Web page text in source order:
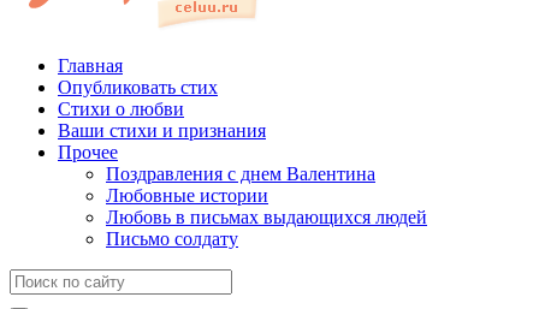
Главная
Опубликовать стих
Стихи о любви
Ваши стихи и признания
Прочее
Поздравления с днем Валентина
Любовные истории
Любовь в письмах выдающихся людей
Письмо солдату